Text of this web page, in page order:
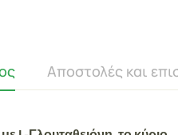
Αποστολές και